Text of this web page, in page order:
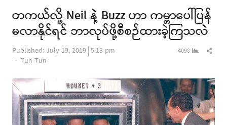
panel
တကယ်လို့ Neil နဲ့ Buzz ဟာ ကမ္ဘာပေါ်ပြန်
မလာနိုင်ရင် ဘာလုပ်ဖို့စီစဉ်ထားခဲ့ကြသလဲ
Published:July 19, 2019 5:13 pm
Author
Tun Tun
4098